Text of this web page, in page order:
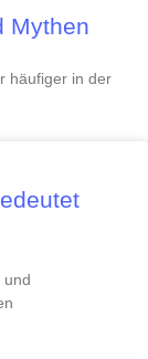
Mythen
häufiger in der
und